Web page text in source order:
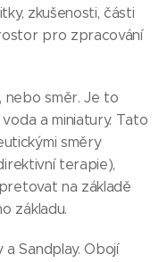
zkušenosti, části
pro zpracování
nebo směr. Je to
a miniatury. Tato
směry
terapie),
na základě
základu.
Sandplay. Obojí